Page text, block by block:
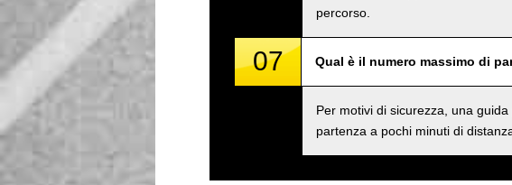
percorso.
07 Qual è il numero massimo di
Per motivi di sicurezza, una
partenza a pochi minuti di